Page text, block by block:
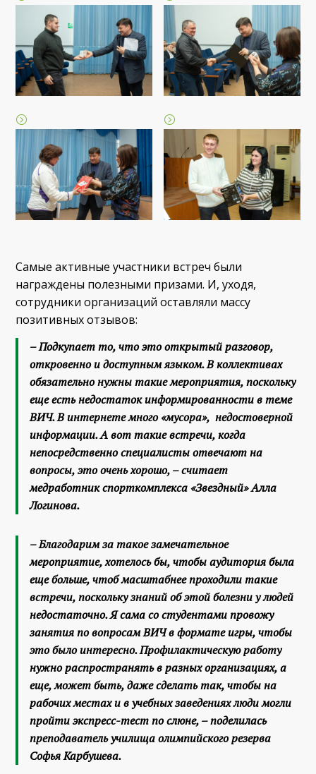
Самые активные участники встреч были
награждены полезными призами. И, уходя,
сотрудники организаций оставляли массу
позитивных отзывов:
– Подкупает то, что это открытый разговор,
откровенно и доступным языком. В коллективах
обязательно нужны такие мероприятия, поскольку
еще есть недостаток информированности в теме
ВИЧ. В интернете много «мусора», недостоверной
информации. А вот такие встречи, когда
непосредственно специалисты отвечают на
вопросы, это очень хорошо, – считает
медработник спорткомплекса «Звездный» Алла
Логинова.
– Благодарим за такое замечательное
мероприятие, хотелось бы, чтобы аудитория была
еще больше, чтоб масштабнее проходили такие
встречи, поскольку знаний об этой болезни у людей
недостаточно. Я сама со студентами провожу
занятия по вопросам ВИЧ в формате игры, чтобы
это было интересно. Профилактическую работу
нужно распространять в разных организациях, а
еще, может быть, даже сделать так, чтобы на
рабочих местах и в учебных заведениях люди могли
пройти экспресс-тест по слюне, – поделилась
преподаватель училища олимпийского резерва
Софья Карбушева.